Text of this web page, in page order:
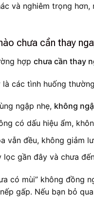
và nghiêm trọng
chưa cần thay
hợp chưa cần thay
là các tình huống
ngập nhẹ, không
có dấu hiệu ẩm,
vẫn đều, không giảm
lọc gần đây và chưa
có mùi” không đồng
gấp. Nếu bạn bỏ